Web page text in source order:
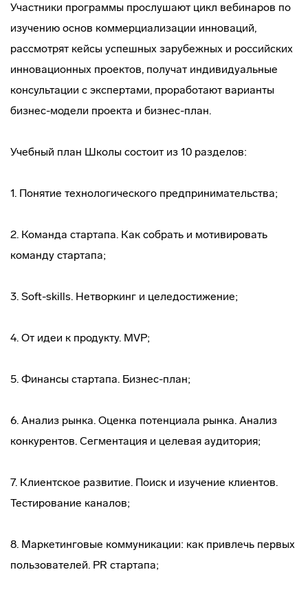
Участники программы прослушают цикл вебинаров по
изучению основ коммерциализации инноваций,
рассмотрят кейсы успешных зарубежных и российских
инновационных проектов, получат индивидуальные
консультации с экспертами, проработают варианты
бизнес-модели проекта и бизнес-план.
Учебный план Школы состоит из 10 разделов:
1. Понятие технологического предпринимательства;
2. Команда стартапа. Как собрать и мотивировать
команду стартапа;
3. Soft-skills. Нетворкинг и целедостижение;
4. От идеи к продукту. MVP;
5. Финансы стартапа. Бизнес-план;
6. Анализ рынка. Оценка потенциала рынка. Анализ
конкурентов. Сегментация и целевая аудитория;
7. Клиентское развитие. Поиск и изучение клиентов.
Тестирование каналов;
8. Маркетинговые коммуникации: как привлечь первых
пользователей. PR стартапа;